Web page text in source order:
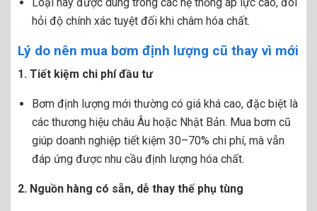
hỏi độ chính xác tuyệt đối khi châm hóa chất.
Lý do nên mua bơm định lượng cũ thay vì mới
1. Tiết kiệm chi phí đầu tư
Bơm định lượng mới thường có giá khá cao, đặc biệt là
các thương hiệu châu Âu hoặc Nhật Bản. Mua bơm cũ
giúp doanh nghiệp tiết kiệm 30–70% chi phí, mà vẫn
đáp ứng được nhu cầu định lượng hóa chất.
2. Nguồn hàng có sẵn, dễ thay thế phụ tùng